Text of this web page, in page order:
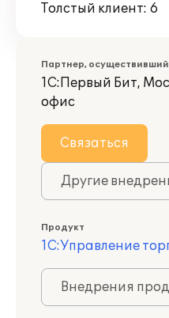
Толстый клиент: 6
Партнер,
1С:Первый Бит,
офис
Связаться
Другие
Продукт
1С:Управление
Внедрения